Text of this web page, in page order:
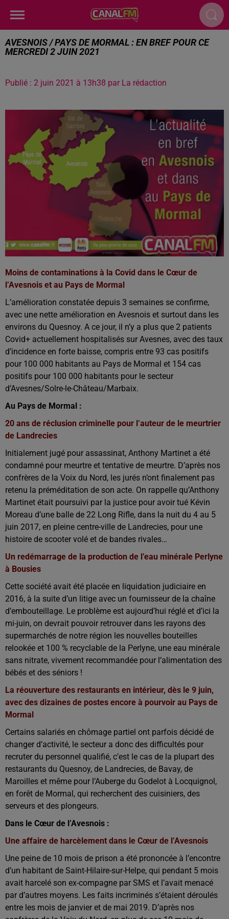
AVESNOIS / PAYS DE MORMAL : EN BREF POUR CE
MERCREDI 2 JUIN 2021
Publié : 2 juin 2021 à 13h38 par La rédaction
Moins de contaminations à la Covid dans le Cœur de
l’Avesnois et au Pays de Mormal
L’amélioration constatée depuis 3 semaines se confirme,
avec une nette amélioration en Avesnois et surtout dans les
environs du Quesnoy. A ce jour, il n’y a plus que 2 patients
Covid+ actuellement hospitalisés sur Avesnes, avec des taux
d’incidence en forte baisse, compris entre 93 cas positifs
pour 100 000 habitants au Pays de Mormal et 154 cas
positifs pour 100 000 habitants pour le secteur
d’Avesnes/Solre-le-Château/Marbaix.
Au Pays de Mormal :
20 ans de réclusion criminelle pour l’auteur de le meurtrier
de Landrecies
Initialement jugé pour assassinat, Anthony Martinet a été
condamné pour meurtre et tentative de meurtre. D’après nos
confrères de la Voix du Nord, les jurés n’ont finalement pas
retenu la préméditation de son acte. On rappelle qu’Anthony
Martinet était poursuivi par la justice pour avoir tué Kévin
Moreau d’une balle de 22 Long Rifle, dans la nuit du 4 au 5
juin 2017, en pleine centre-ville de Landrecies, pour une
histoire de scooter volé et de bandes rivales…
Un redémarrage de la production de l’eau minérale Perlyne
à Bousies
Cette société avait été placée en liquidation judiciaire en
2016, à la suite d’un litige avec un fournisseur de la chaîne
d’embouteillage. Le problème est aujourd’hui réglé et d’ici la
mi-juin, on devrait pouvoir retrouver dans les rayons des
supermarchés de notre région les nouvelles bouteilles
relookée et 100 % recyclable de la Perlyne, une eau minérale
sans nitrate, vivement recommandée pour l’alimentation des
bébés et des séniors !
La réouverture des restaurants en intérieur, dès le 9 juin,
avec des dizaines de postes encore à pourvoir au Pays de
Mormal
Certains salariés en chômage partiel ont parfois décidé de
changer d’activité, le secteur a donc des difficultés pour
recruter du personnel qualifié, c’est le cas de la plupart des
restaurants du Quesnoy, de Landrecies, de Bavay, de
Maroilles et même pour l’Auberge du Godelot à Locquignol,
en forêt de Mormal, qui recherchent des cuisiniers, des
serveurs et des plongeurs.
Dans le Cœur de l’Avesnois :
Une affaire de harcèlement dans le Cœur de l’Avesnois
Une peine de 10 mois de prison a été prononcée à l’encontre
d’un habitant de Saint-Hilaire-sur-Helpe, qui pendant 5 mois
avait harcelé son ex-compagne par SMS et l’avait menacé
par d’autres moyens. Les faits incriminés s’étaient déroulés
entre les mois de janvier et de mai 2019. D’après nos